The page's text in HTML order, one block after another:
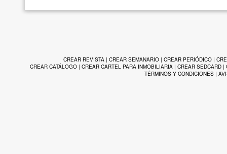
CREAR REVISTA | CREAR SEMANARIO | CREAR PERIÓDICO |
CREAR CATÁLOGO | CREAR CARTEL PARA INMOBILIARIA | CREAR SEDCARD |
TÉRMINOS Y CONDICIONES |